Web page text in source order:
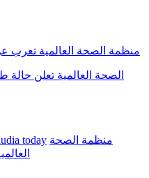
منظمة الصحة العالمية تعرب
الصحة العالمية تعلن
today منظمة الصحة